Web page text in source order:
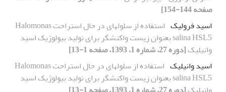
صفحه 144-154]
اسید فرولیک
استفاده از سلولهای در حال استراحت Halomonas
salina HSL5 بعنوان زیست واکنشگر برای تولید بیولوژیک اسید
وانیلیک[دوره 27، شماره 1، 1393، صفحه 1-13]
اسید وانیلیک
استفاده از سلولهای در حال استراحت Halomonas
salina HSL5 بعنوان زیست واکنشگر برای تولید بیولوژیک اسید